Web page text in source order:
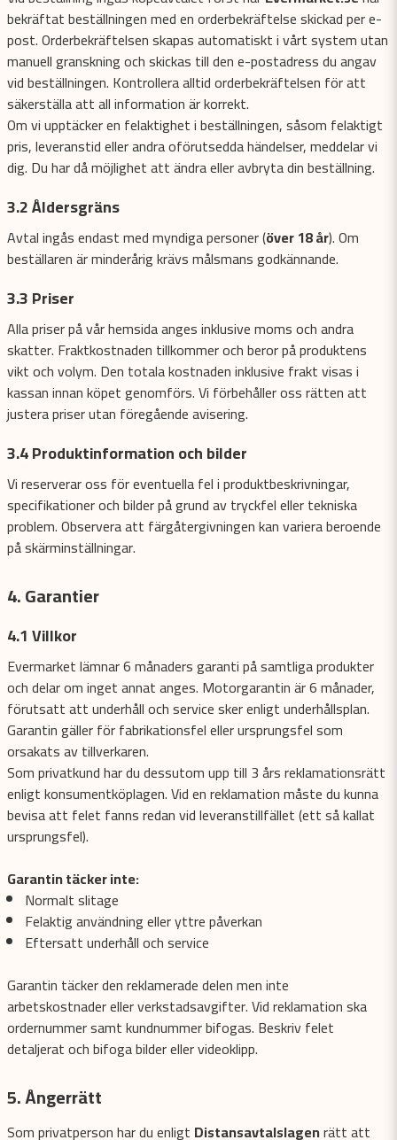
bekräftat beställningen med en orderbekräftelse skickad per e-
post. Orderbekräftelsen skapas automatiskt i vårt system utan
manuell granskning och skickas till den e-postadress du angav
vid beställningen. Kontrollera alltid orderbekräftelsen för att
säkerställa att all information är korrekt.
Om vi upptäcker en felaktighet i beställningen, såsom felaktigt
pris, leveranstid eller andra oförutsedda händelser, meddelar vi
dig. Du har då möjlighet att ändra eller avbryta din beställning.
3.2 Åldersgräns
Avtal ingås endast med myndiga personer (över 18 år). Om
beställaren är minderårig krävs målsmans godkännande.
3.3 Priser
Alla priser på vår hemsida anges inklusive moms och andra
skatter. Fraktkostnaden tillkommer och beror på produktens
vikt och volym. Den totala kostnaden inklusive frakt visas i
kassan innan köpet genomförs. Vi förbehåller oss rätten att
justera priser utan föregående avisering.
3.4 Produktinformation och bilder
Vi reserverar oss för eventuella fel i produktbeskrivningar,
specifikationer och bilder på grund av tryckfel eller tekniska
problem. Observera att färgåtergivningen kan variera beroende
på skärminställningar.
4. Garantier
4.1 Villkor
Evermarketlämnar 6 månaders garanti på samtliga produkter
och delar om inget annat anges. Motorgarantin är 6 månader,
förutsatt att underhåll och service sker enligt underhållsplan.
Garantin gäller för fabrikationsfel eller ursprungsfel som
orsakats av tillverkaren.
Som privatkund har du dessutom upp till 3 års reklamationsrätt
enligt konsumentköplagen. Vid en reklamation måste du kunna
bevisa att felet fanns redan vid leveranstillfället (ett så kallat
ursprungsfel).
Garantin täcker inte:
Normalt slitage
Felaktig användning eller yttre påverkan
Eftersatt underhåll och service
Garantin täcker den reklamerade delen men inte
arbetskostnader eller verkstadsavgifter. Vid reklamation ska
ordernummer samt kundnummer bifogas. Beskriv felet
detaljerat och bifoga bilder eller videoklipp.
5. Ångerrätt
Som privatperson har du enligt Distansavtalslagenrätt att